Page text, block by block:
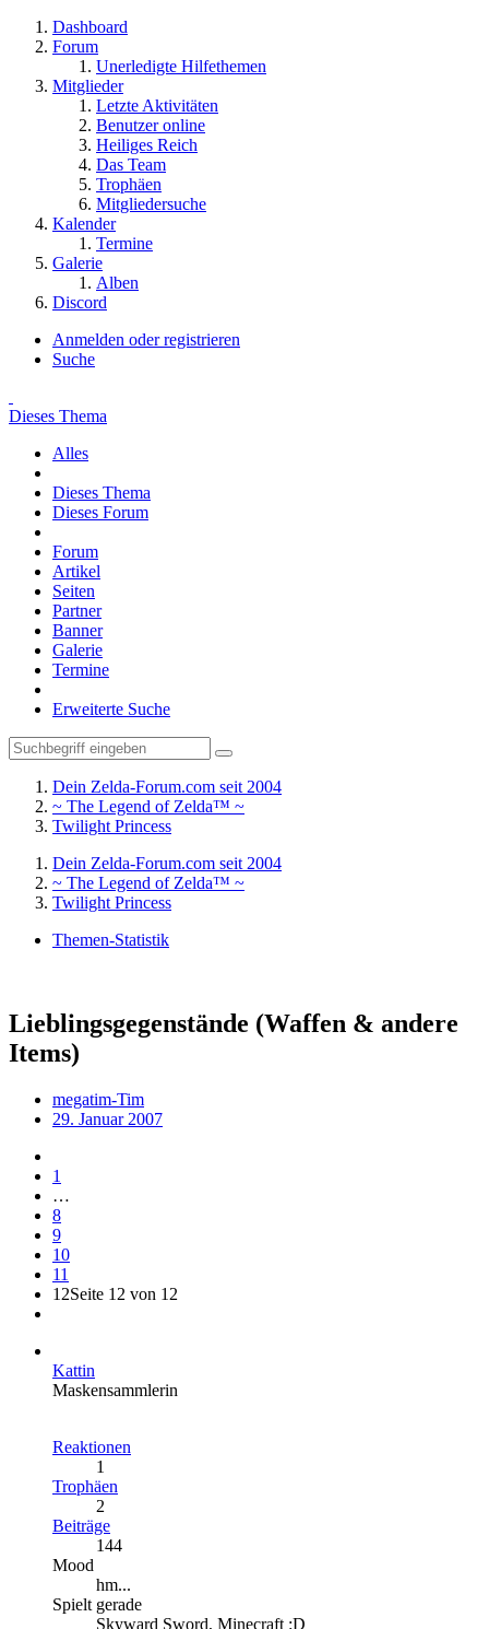
Dashboard
Forum
Unerledigte Hilfethemen
Mitglieder
Letzte Aktivitäten
Benutzer online
Heiliges Reich
Das Team
Trophäen
Mitgliedersuche
Kalender
Termine
Galerie
Alben
Discord
Anmelden oder registrieren
Suche
Dieses Thema
Alles
Dieses Thema
Dieses Forum
Forum
Artikel
Seiten
Partner
Banner
Galerie
Termine
Erweiterte Suche
Dein Zelda-Forum.com seit 2004
~ The Legend of Zelda™ ~
Twilight Princess
Dein Zelda-Forum.com seit 2004
~ The Legend of Zelda™ ~
Twilight Princess
Themen-Statistik
Lieblingsgegenstände (Waffen & andere
Items)
megatim-Tim
29. Januar 2007
1
…
8
9
10
11
12Seite 12 von 12
Kattin
Maskensammlerin
Reaktionen
1
Trophäen
2
Beiträge
144
Mood
hm...
Spielt gerade
Skyward Sword, Minecraft :D